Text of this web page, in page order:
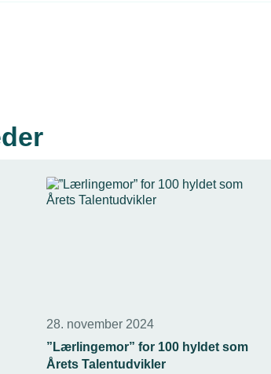
28. november 2024
”Lærlingemor” for 100 hyldet som
Årets Talentudvikler